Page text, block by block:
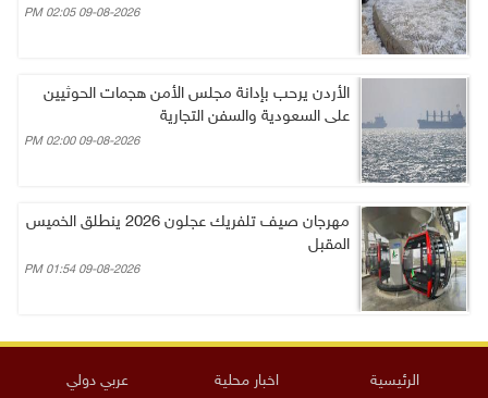
09-08-2026 02:05 PM
الأردن يرحب بإدانة مجلس الأمن هجمات الحوثيين
على السعودية والسفن التجارية
09-08-2026 02:00 PM
مهرجان صيف تلفريك عجلون 2026 ينطلق الخميس
المقبل
09-08-2026 01:54 PM
الرئيسية اخبار محلية
عربي دولي